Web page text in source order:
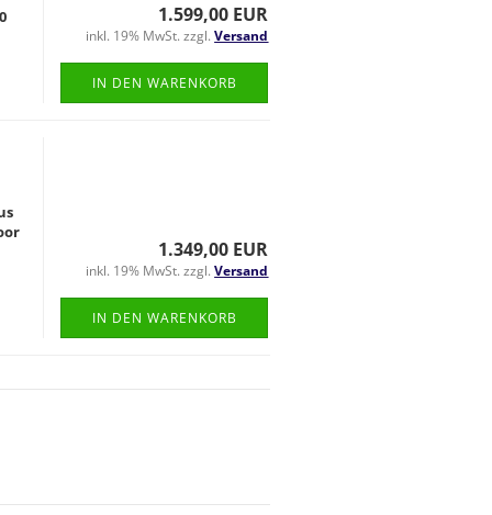
1.599,00 EUR
inkl. 19% MwSt. zzgl.Versand
IN DEN WARENKORB
1.349,00 EUR
inkl. 19% MwSt. zzgl.Versand
IN DEN WARENKORB